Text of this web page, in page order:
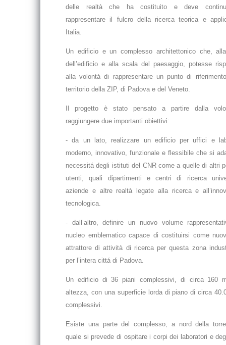
delle realtà che ha costituito e deve
rappresentare il fulcro della ricerca teorica e
Italia.
Un edificio e un complesso architettonico che,
dell’edificio e alla scala del paesaggio, potesse
alla volontá di rappresentare un punto di
territorio della ZIP, di Padova e del Veneto.
Il progetto è stato pensato a partire dalla
raggiungere due importanti obiettivi:
- da un lato, realizzare un edificio per uffici e
moderno, innovativo, funzionale e flessibile che si
necessitá degli istituti del CNR come a quelle di altri
utenti, quali dipartimenti e centri di ricerca
aziende e altre realtà legate alla ricerca e
tecnologica.
- dall’altro, definire un nuovo volume
nucleo emblematico capace di costituirsi come
attrattore di attività di ricerca per questa zona
per l’intera cittá di Padova.
Un edificio di 36 piani complessivi, di circa 160
altezza, con una superficie lorda di piano di circa
complessivi.
Esiste una parte del complesso, a nord della
quale si prevede di ospitare i corpi dei laboratori e